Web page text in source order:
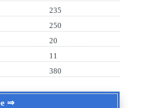
235
250
20
11
380
⇒